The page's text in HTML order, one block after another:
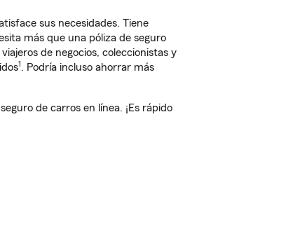
sus necesidades. Tiene
más que una póliza de seguro
de negocios, coleccionistas y
1. Podría incluso ahorrar más
de carros en línea. ¡Es rápido